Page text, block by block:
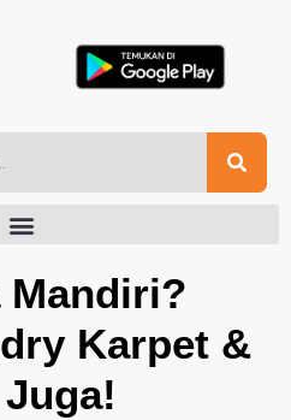
Mandiri?
Karpet &